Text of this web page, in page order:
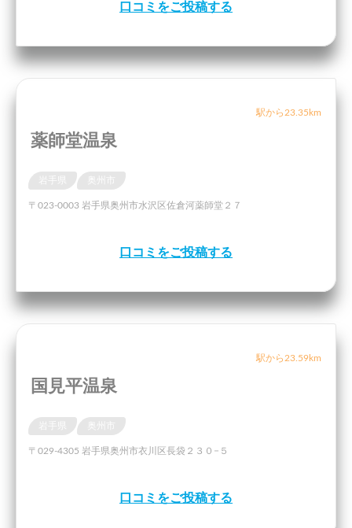
口コミをご投稿する
駅から23.35km
薬師堂温泉
岩手県
〒023-0003 岩手県奥州市水沢区佐倉河薬師堂２７
口コミをご投稿する
駅から23.59km
国見平温泉
岩手県
〒029-4305 岩手県奥州市衣川区長袋２３０−５
口コミをご投稿する